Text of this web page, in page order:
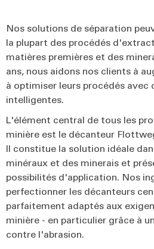
Nos solutions de séparation
la plupart des procédés
matières premières et des
ans, nous aidons nos clients à
à optimiser leurs procédés avec
intelligentes.
L'élément central de tous les
minière est le décanteur
Il constitue la solution idéale
minéraux et des minerais et
possibilités d'application. Nos
perfectionner les décanteurs
parfaitement adaptés aux
minière - en particulier grâce à
contre l'abrasion.